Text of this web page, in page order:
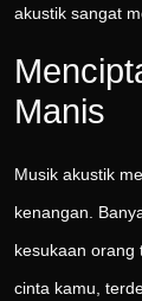
akustik sangat
Manis
Musik akustik
kenangan.
kesukaan orang
cinta kamu,